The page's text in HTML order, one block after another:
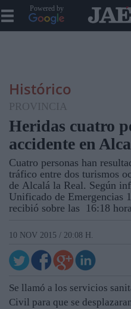
Powered by
Histórico
PROVINCIA
Heridas cuatro
accidente en
Cuatro personas han
tráfico entre dos turismos
de Alcalá la Real. Según
Unificado de Emergencias
recibió sobre las 16:18
10 NOV 2015 / 20:08 H.
Se llamó a los servicios
Civil para que se